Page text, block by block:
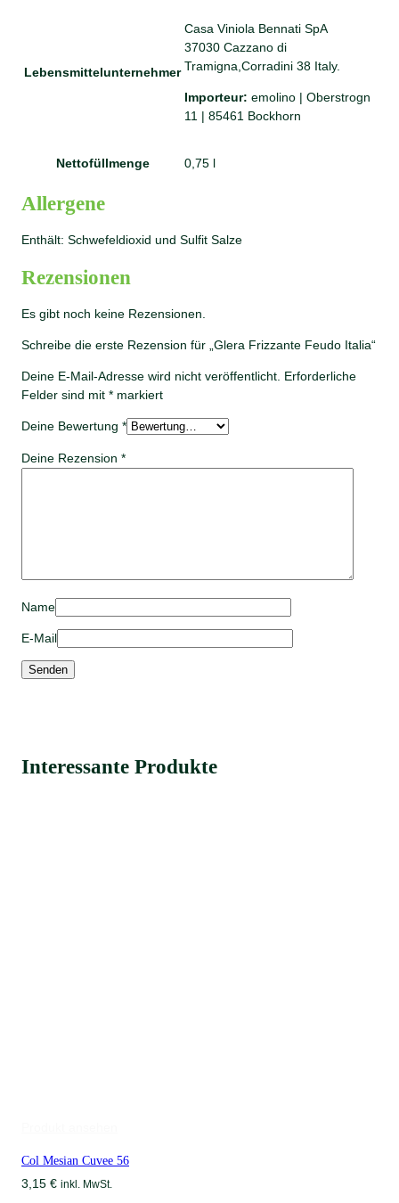
Lebensmittelunternehmer
Casa Viniola Bennati SpA
37030 Cazzano di
Tramigna,Corradini 38 Italy.
Importeur: emolino | Oberstrogn
11 | 85461 Bockhorn
Nettofüllmenge 0,75 l
Allergene
Enthält: Schwefeldioxid und Sulfit Salze
Rezensionen
Es gibt noch keine Rezensionen.
Schreibe die erste Rezension für „Glera Frizzante Feudo Italia“
Deine E-Mail-Adresse wird nicht veröffentlicht. Erforderliche
Felder sind mit * markiert
Deine Bewertung *
Deine Rezension *
Name
E-Mail
Interessante Produkte
Col Mesian Cuvee 56
3,15 € inkl. MwSt.